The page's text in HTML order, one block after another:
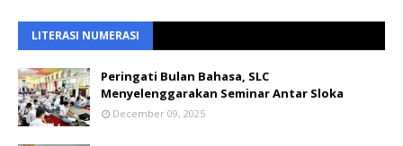
LITERASI NUMERASI
Peringati Bulan Bahasa, SLC
Menyelenggarakan Seminar Antar Sloka
December 09, 2025